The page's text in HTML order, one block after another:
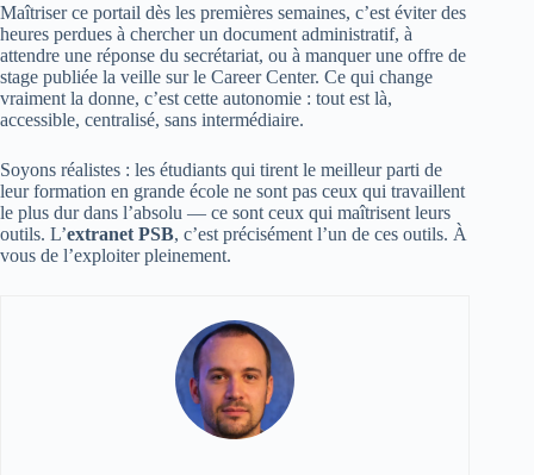
Maîtriser ce portail dès les premières semaines, c’est éviter des
heures perdues à chercher un document administratif, à
attendre une réponse du secrétariat, ou à manquer une offre de
stage publiée la veille sur le Career Center. Ce qui change
vraiment la donne, c’est cette autonomie : tout est là,
accessible, centralisé, sans intermédiaire.
Soyons réalistes : les étudiants qui tirent le meilleur parti de
leur formation en grande école ne sont pas ceux qui travaillent
le plus dur dans l’absolu — ce sont ceux qui maîtrisent leurs
outils. L’extranet PSB, c’est précisément l’un de ces outils. À
vous de l’exploiter pleinement.